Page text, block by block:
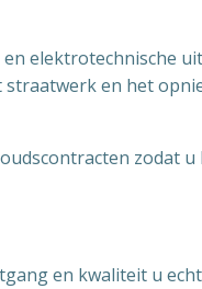
elektrotechnische
en het
zodat
en kwaliteit u